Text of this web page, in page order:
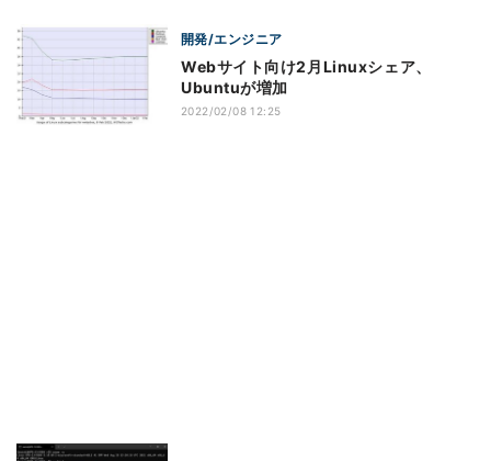
開発/エンジニア
Webサイト向け2月Linuxシェア、
Ubuntuが増加
2022/02/08 12:25